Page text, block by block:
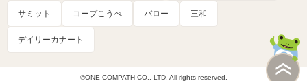
サミット コープこうべ バロー 三和
デイリーカナート
©ONE COMPATH CO., LTD. All rights reserved.